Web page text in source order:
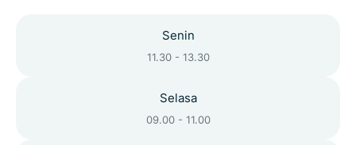
Senin
11.30 - 13.30
Selasa
09.00 - 11.00